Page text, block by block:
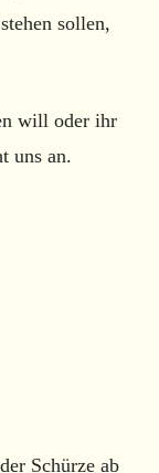
sollen,
will oder ihr
uns an.
Schürze ab